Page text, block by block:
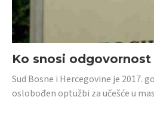
Ko snosi
Sud Bosne i Hercegovine je 2017.
oslobođen optužbi za učešće u